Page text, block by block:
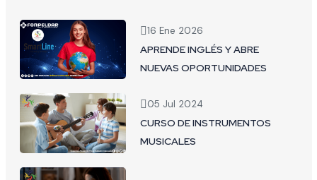
16 Ene 2026
APRENDE INGLÉS Y ABRE
NUEVAS OPORTUNIDADES
05 Jul 2024
CURSO DE INSTRUMENTOS
MUSICALES